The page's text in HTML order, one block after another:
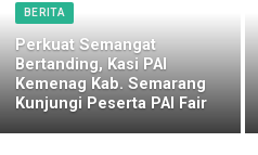
BERITA
Perkuat Semangat
Bertanding, Kasi PAI
Kemenag Kab. Semarang
Kunjungi Peserta PAI Fair